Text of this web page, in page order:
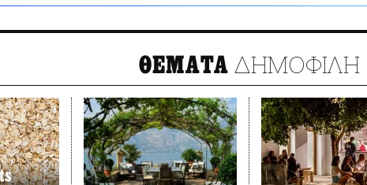
ΘΕΜΑΤΑ ΔΗΜΟΦΙΛΗ